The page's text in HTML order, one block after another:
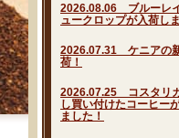
2026.08.06 ブルーレ
ュークロップが入荷し
2026.07.31 ケニアの
荷！
2026.07.25 コスタリ
し買い付けたコーヒー
ました！